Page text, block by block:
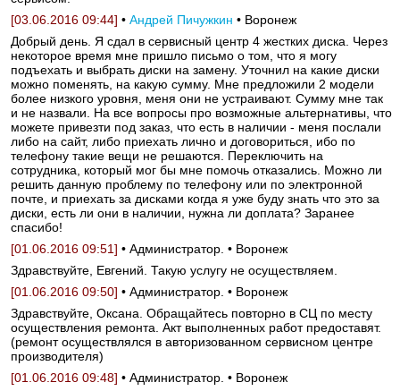
[03.06.2016 09:44] • Андрей Пичужкин • Воронеж
Добрый день. Я сдал в сервисный центр 4 жестких диска. Через
некоторое время мне пришло письмо о том, что я могу
подъехать и выбрать диски на замену. Уточнил на какие диски
можно поменять, на какую сумму. Мне предложили 2 модели
более низкого уровня, меня они не устраивают. Сумму мне так
и не назвали. На все вопросы про возможные альтернативы, что
можете привезти под заказ, что есть в наличии - меня послали
либо на сайт, либо приехать лично и договориться, ибо по
телефону такие вещи не решаются. Переключить на
сотрудника, который мог бы мне помочь отказались. Можно ли
решить данную проблему по телефону или по электронной
почте, и приехать за дисками когда я уже буду знать что это за
диски, есть ли они в наличии, нужна ли доплата? Заранее
спасибо!
[01.06.2016 09:51] • Администратор. • Воронеж
Здравствуйте, Евгений. Такую услугу не осуществляем.
[01.06.2016 09:50] • Администратор. • Воронеж
Здравствуйте, Оксана. Обращайтесь повторно в СЦ по месту
осуществления ремонта. Акт выполненных работ предоставят.
(ремонт осуществлялся в авторизованном сервисном центре
производителя)
[01.06.2016 09:48] • Администратор. • Воронеж